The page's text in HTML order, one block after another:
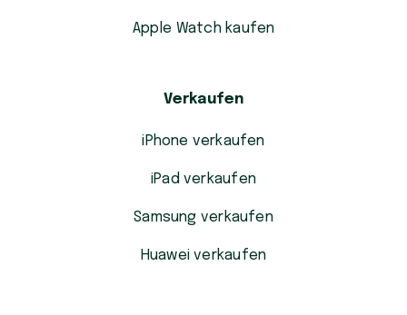
Apple Watch kaufen
Verkaufen
iPhone verkaufen
iPad verkaufen
Samsung verkaufen
Huawei verkaufen